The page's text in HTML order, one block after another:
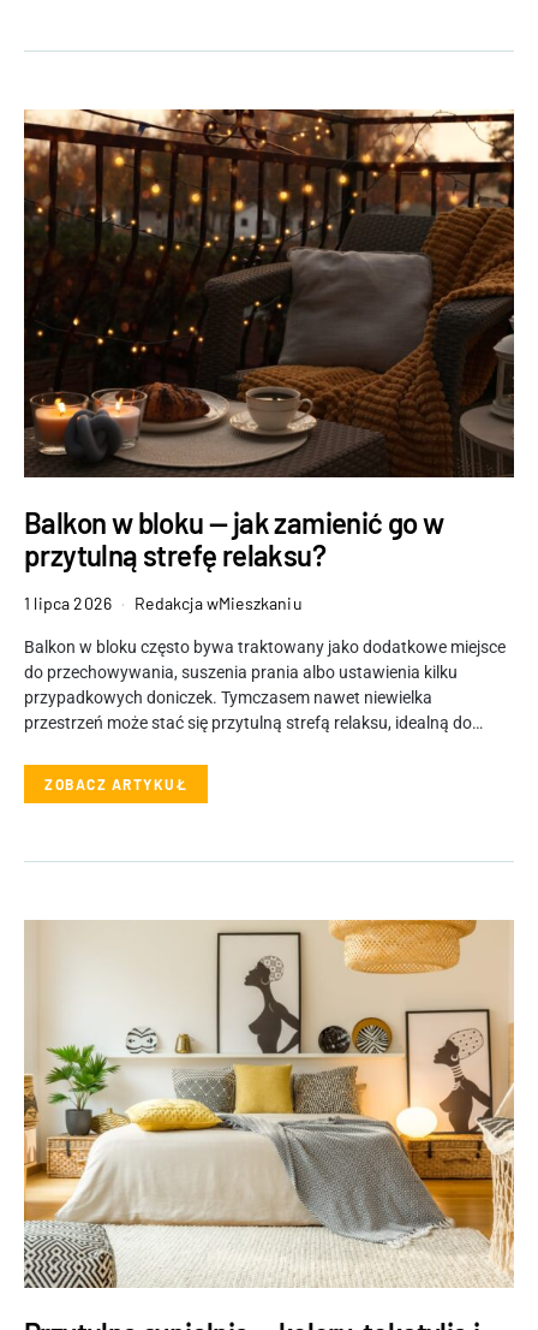
Balkon w bloku — jak zamienić go w
przytulną strefę relaksu?
1 lipca 2026 Redakcja wMieszkaniu
Balkon w bloku często bywa traktowany jako dodatkowe miejsce
do przechowywania, suszenia prania albo ustawienia kilku
przypadkowych doniczek. Tymczasem nawet niewielka
przestrzeń może stać się przytulną strefą relaksu, idealną do…
ZOBACZ ARTYKUŁ